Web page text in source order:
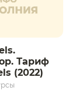
Тариф
(2022)